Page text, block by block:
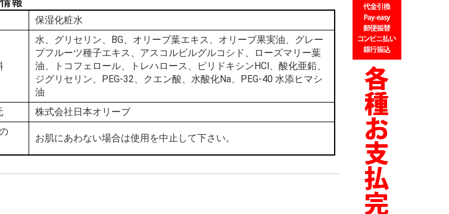
保湿化粧水
水、グリセリン、BG、オリーブ葉エキス、オリーブ果実油、グレー
プフルーツ種子エキス、アスコルビルグルコシド、ローズマリー葉
油、トコフェロール、トレハロース、ピリドキシンHCl、酸化亜鉛、
ジグリセリン、PEG-32、クエン酸、水酸化Na、PEG-40 水添ヒマシ
油
株式会社日本オリーブ
お肌にあわない場合は使用を中止して下さい。